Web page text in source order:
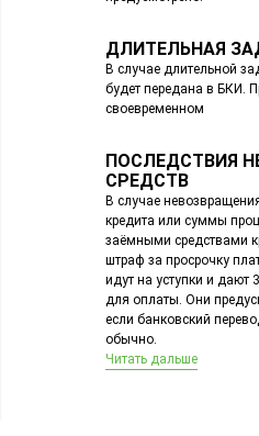
ДЛИТЕЛЬНАЯ
В случае длительной
будет передана в БКИ.
своевременном
ПОСЛЕДСТВИЯ
СРЕДСТВ
В случае
кредита или суммы
заёмными средствами
штраф за просрочку
идут на уступки и дают
для оплаты. Они
если банковский
обычно.
Читать дальше